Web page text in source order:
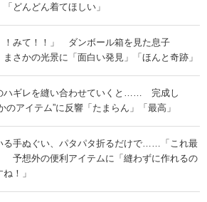
どんどん着てほしい」
！みて！！」 ダンボール箱を見た息子
かの光景に「面白い発見」「ほんと奇跡」
ハギレを縫い合わせていくと…… 完成し
のアイテム”に反響「たまらん」「最高」
る手ぬぐい、パタパタ折るだけで……「これ最
予想外の便利アイテムに「縫わずに作れるの
！」